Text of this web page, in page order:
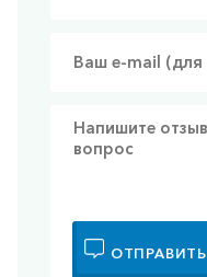
ОТПРАВИТЬ